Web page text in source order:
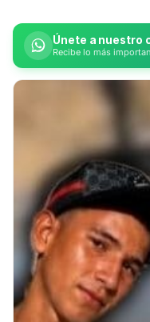
Únete a nuestro
Recibe lo más